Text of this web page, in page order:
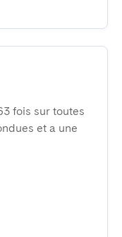
fois sur toutes
et a une